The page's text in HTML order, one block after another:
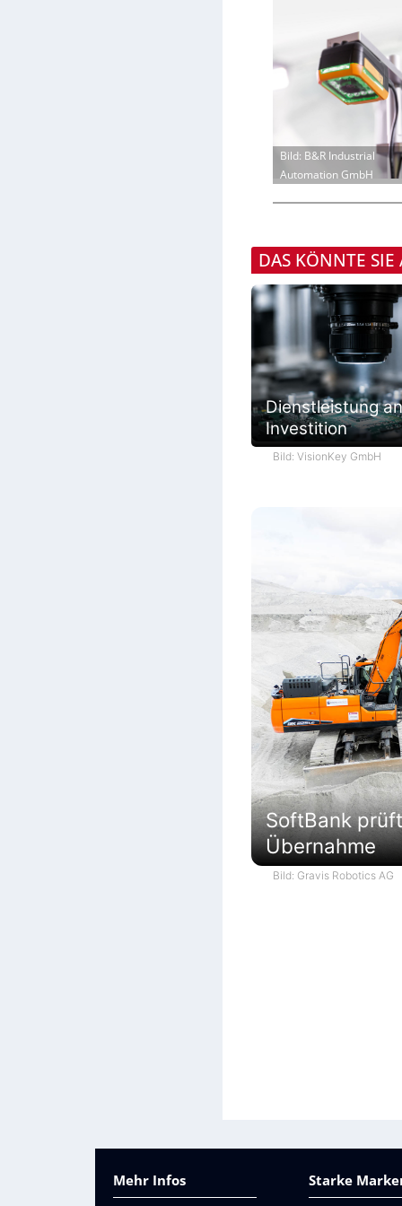
Bild: B&R Industrial
Automation GmbH
DAS KÖNNTE SIE
Dienstleistung
Investition
Bild: VisionKey GmbH
SoftBank
Übernahme
Bild: Gravis Robotics AG
Mehr Infos Starke